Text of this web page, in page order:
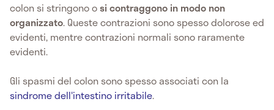
colon si stringono osi contraggono in modo non
organizzato. Queste contrazioni sono spesso dolorose ed
evidenti, mentre contrazioni normali sono raramente
evidenti.
Gli spasmi del colon sono spesso associati con la
sindrome dell'intestino irritabile.